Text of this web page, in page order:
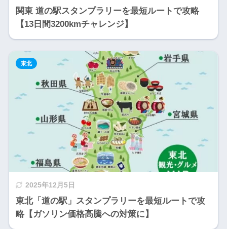
関東 道の駅スタンプラリーを最短ルートで攻略
【13日間3200kmチャレンジ】
2025年12月5日
東北「道の駅」スタンプラリーを最短ルートで攻
略【ガソリン価格高騰への対策に】
東北